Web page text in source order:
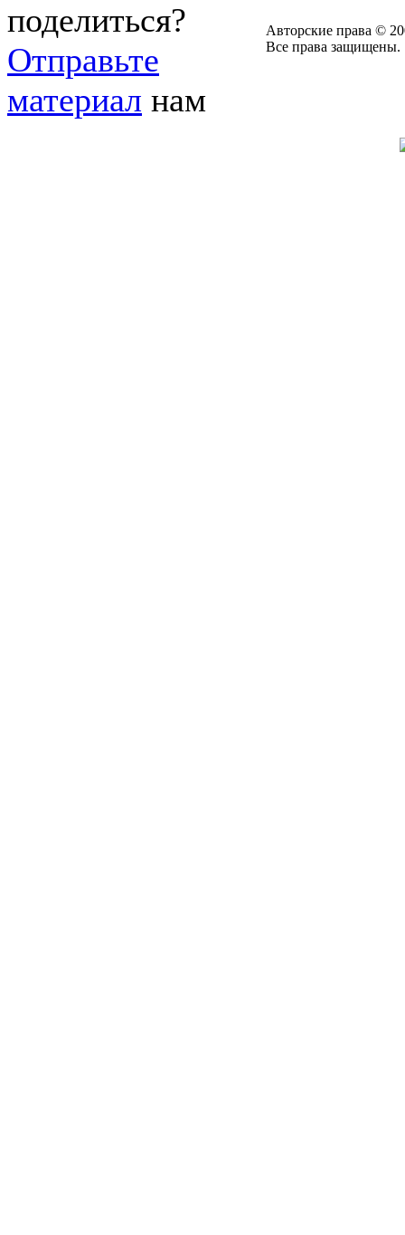
поделиться?
Отправьте
материал нам
Авторские права ©
Все права защищены.